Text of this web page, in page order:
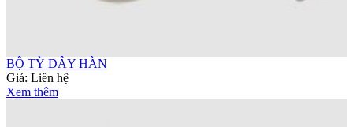
BỘ TỲ DÂY HÀN
Giá: Liên hệ
Xem thêm